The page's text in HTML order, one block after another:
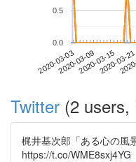
2020-03-032020-03-092020-03-152020-03-21
0.0
0.5
Twitter (2 users,
梶井基次郎「ある心の風
https://t.co/WME8sxj4YG